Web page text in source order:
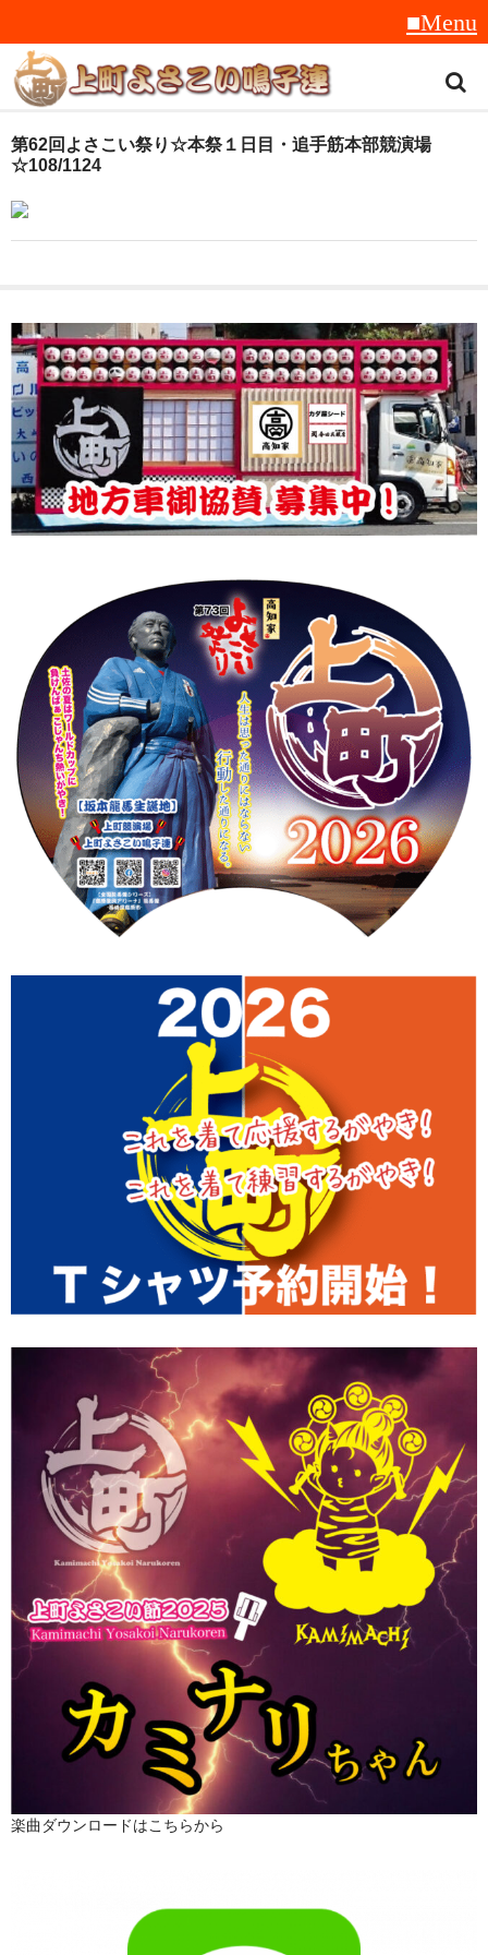
トップ
音楽
衣装
地方車
グッズ
上町Tシャツ
振付
その他
壁紙
お問合せ
スタッフブログ
第62回よさこい祭り☆本祭１日目・追手筋本部競演場
☆108/1124
楽曲ダウンロードはこちらから